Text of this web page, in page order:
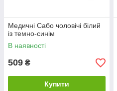
Медичні Сабо чоловічі білий
із темно-синім
В наявності
509 ₴
Купити